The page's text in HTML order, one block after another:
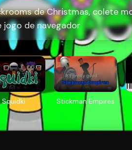
de Christmas, colete
jogo de navegador
Squidki Stickman Empires